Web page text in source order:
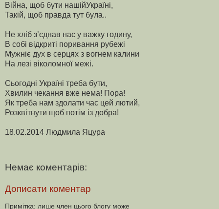
Війна, щоб бути нашійУкраїні,
Такій, щоб правда тут була..
Не хліб з’єднав нас у важку годину,
В собі відкриті поривання рубежі
Мужніє дух в серцях з вогнем калини
На лезі віколомної межі.
Сьогодні Україні треба бути,
Хвилин чекання вже нема! Пора!
Як треба нам здолати час цей лютий,
Розквітнути щоб потім із добра!
18.02.2014 Людмила Яцура
Немає коментарів:
Дописати коментар
Примітка: лише член цього блогу може